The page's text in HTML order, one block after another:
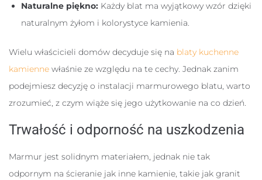
Naturalne piękno: Każdy blat ma wyjątkowy wzór dzięki
naturalnym żyłom i kolorystyce kamienia.
Wielu właścicieli domów decyduje się na blaty kuchenne
kamienne właśnie ze względu na te cechy. Jednak zanim
podejmiesz decyzję o instalacji marmurowego blatu, warto
zrozumieć, z czym wiąże się jego użytkowanie na co dzień.
Trwałość i odporność na uszkodzenia
Marmur jest solidnym materiałem, jednak nie tak
odpornym na ścieranie jak inne kamienie, takie jak granit